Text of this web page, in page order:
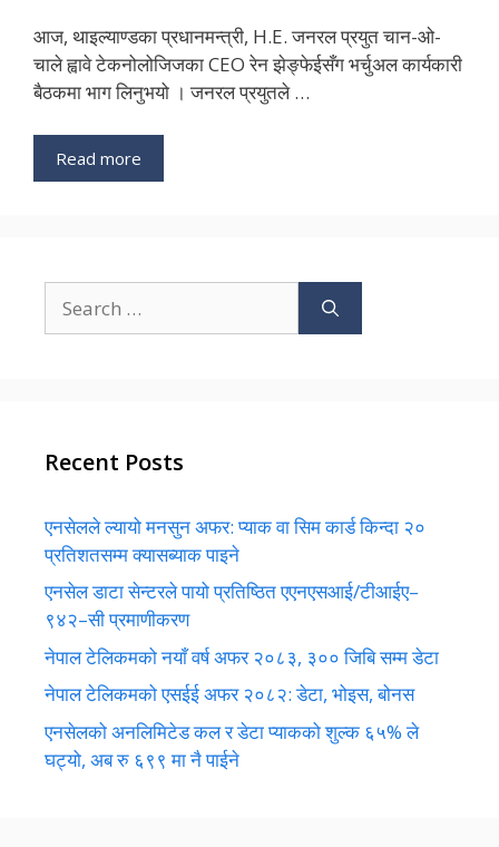
आज, थाइल्याण्डका प्रधानमन्त्री, H.E. जनरल प्रयुत चान-ओ-
चाले ह्वावे टेकनोलोजिजका CEO रेन झेङ्फेईसँग भर्चुअल कार्यकारी
बैठकमा भाग लिनुभयो । जनरल प्रयुतले …
Read more
for:
Recent Posts
एनसेलले ल्यायो मनसुन अफर: प्याक वा सिम कार्ड किन्दा २०
प्रतिशतसम्म क्यासब्याक पाइने
एनसेल डाटा सेन्टरले पायो प्रतिष्ठित एएनएसआई/टीआईए–
९४२–सी प्रमाणीकरण
नेपाल टेलिकमको नयाँ वर्ष अफर २०८३, ३०० जिबि सम्म डेटा
नेपाल टेलिकमको एसईई अफर २०८२: डेटा, भोइस, बोनस
एनसेलको अनलिमिटेड कल र डेटा प्याकको शुल्क ६५% ले
घट्यो, अब रु ६९९ मा नै पाईने